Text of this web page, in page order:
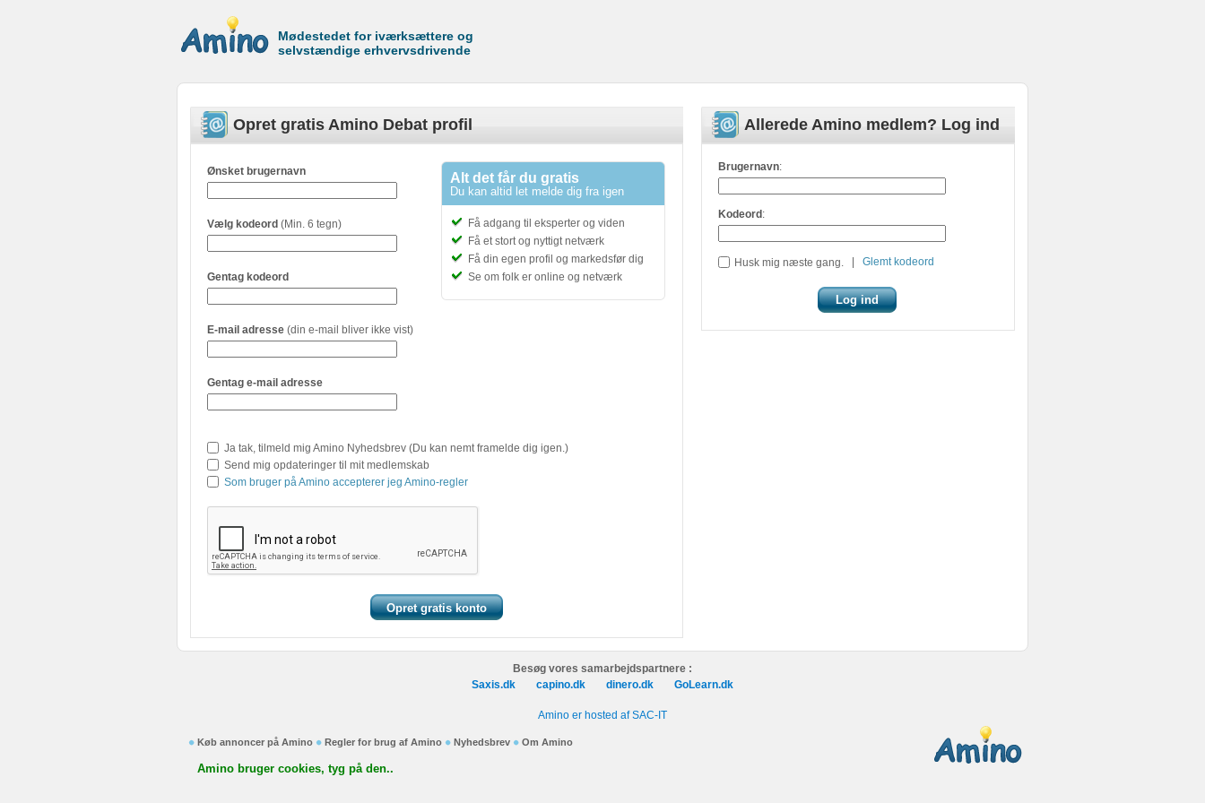
Mødestedet for iværksættere og
selvstændige erhvervsdrivende
Allerede Amino medlem? Log ind
Brugernavn:
Kodeord :
Husk mig næste gang. Glemt kodeord
Opret gratis Amino Debat profil
Alt det får du gratis
Du kan altid let melde dig fra igen
Få adgang til eksperter og viden
Få et stort og nyttigt netværk
Få din egen profil og markedsfør dig
Se om folk er online og netværk
Ønsket brugernavn
Vælg kodeord (Min. 6 tegn)
Gentag kodeord
E-mail adresse (din e-mail bliver ikke vist)
Gentag e-mail adresse
Ja tak, tilmeld mig Amino Nyhedsbrev (Du kan nemt framelde dig igen.)
Send mig opdateringer til mit medlemskab
Som bruger på Amino accepterer jeg Amino-regler
Besøg vores samarbejdspartnere :
Saxis.dk
capino.dk dinero.dk GoLearn.dk
Amino er hosted af SAC-IT
Køb annoncer på Amino Regler for brug af Amino Nyhedsbrev Om Amino
Amino bruger cookies, tyg på den..